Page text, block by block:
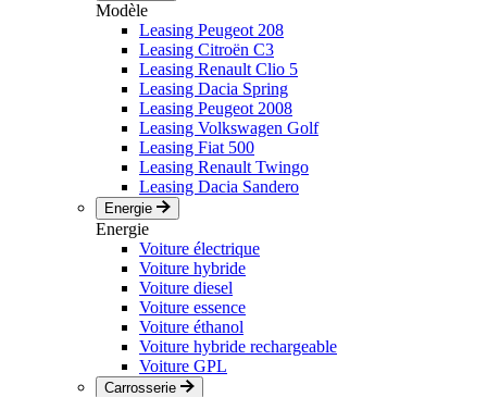
Modèle
Leasing Peugeot 208
Leasing Citroën C3
Leasing Renault Clio 5
Leasing Dacia Spring
Leasing Peugeot 2008
Leasing Volkswagen Golf
Leasing Fiat 500
Leasing Renault Twingo
Leasing Dacia Sandero
Energie
Energie
Voiture électrique
Voiture hybride
Voiture diesel
Voiture essence
Voiture éthanol
Voiture hybride rechargeable
Voiture GPL
Carrosserie